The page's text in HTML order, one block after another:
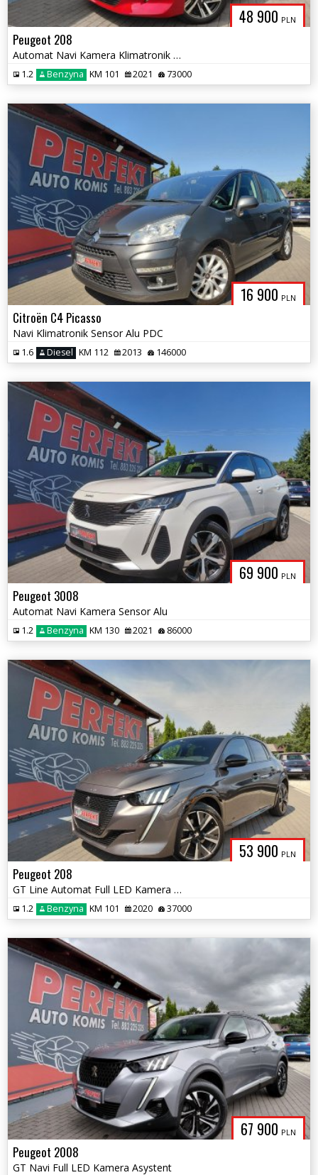
48 900 PLN
Peugeot 208
Automat Navi Kamera Klimatronik PDC Alu
1.2 Benzyna KM 101 2021 73000
16 900 PLN
Citroën C4 Picasso
Navi Klimatronik Sensor Alu PDC
1.6 Diesel KM 112 2013 146000
69 900 PLN
Peugeot 3008
Automat Navi Kamera Sensor Alu
1.2 Benzyna KM 130 2021 86000
53 900 PLN
Peugeot 208
GT Line Automat Full LED Kamera Asystent prowadzenia
1.2 Benzyna KM 101 2020 37000
67 900 PLN
Peugeot 2008
GT Navi Full LED Kamera Asystent